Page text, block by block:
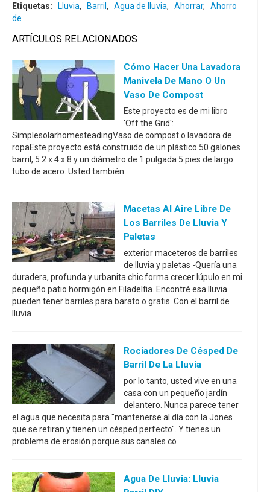
Etiquetas: Lluvia, Barril, Agua de lluvia, Ahorrar,
Ahorro
de
ARTÍCULOS RELACIONADOS
Cómo Hacer Una Lavadora
Manivela De Mano O Un
Vaso De Compost
Este proyecto es de mi libro
'Off the Grid':
SimplesolarhomesteadingVaso de compost o lavadora de
ropaEste proyecto está construido de un plástico 50 galones
barril, 5 2 x 4 x 8 y un diámetro de 1 pulgada 5 pies de largo
tubo de acero. Usted también
Macetas Al Aire Libre De
Los Barriles De Lluvia Y
Paletas
exterior maceteros de barriles
de lluvia y paletas -Quería una
duradera, profunda y urbanita chic forma crecer lúpulo en mi
pequeño patio hormigón en Filadelfia. Encontré esa lluvia
pueden tener barriles para barato o gratis. Con el barril de
lluvia
Rociadores De Césped De
Barril De La Lluvia
por lo tanto, usted vive en una
casa con un pequeño jardín
delantero. Nunca parece tener
el agua que necesita para "mantenerse al día con la Jones
que se retiran y tienen un césped perfecto". Y tienes un
problema de erosión porque sus canales co
Agua De Lluvia: Lluvia